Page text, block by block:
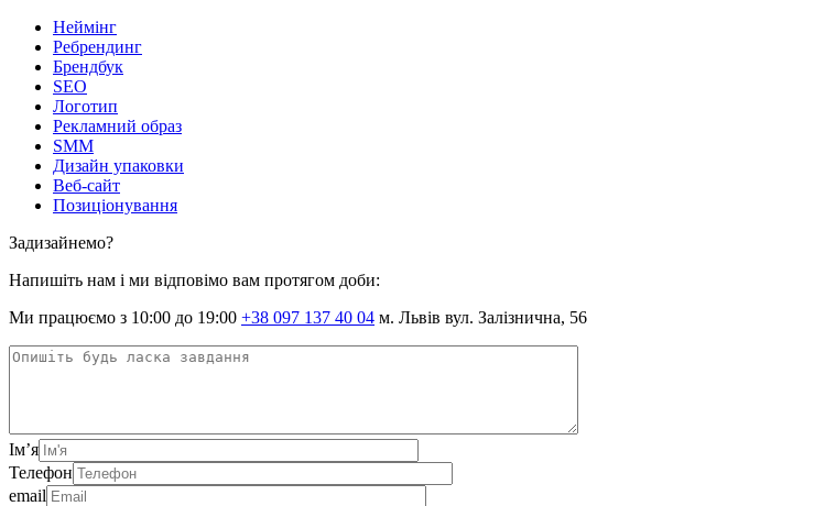
Неймінг
Ребрендинг
Брендбук
SEO
Логотип
Рекламний образ
SMM
Дизайн упаковки
Веб-сайт
Позиціонування
Задизайнемо?
Напишіть нам і ми відповімо вам протягом доби:
Ми працюємо з 10:00 до 19:00 +38 097 137 40 04 м. Львів вул. Залізнична, 56
Ім’я
Телефон
email